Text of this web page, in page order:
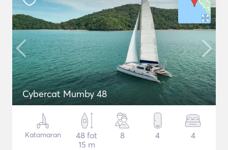
Cybercat Mumby 48
Katamaran
48 fot
15 m
8 4 4